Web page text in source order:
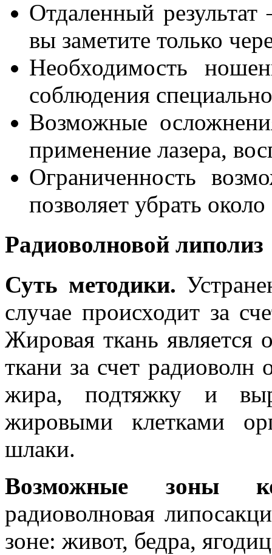
Отдаленный
вы заметите только
Необходимость
соблюдения
Возможные
применение лазера,
Ограниченность
позволяет убрать
Радиоволновой липолиз
Суть методики.
случае происходит за
Жировая ткань является
ткани за счет радиоволн
жира, подтяжку и
жировыми клетками
шлаки.
Возможные зоны
радиоволновая
зоне: живот, бедра,